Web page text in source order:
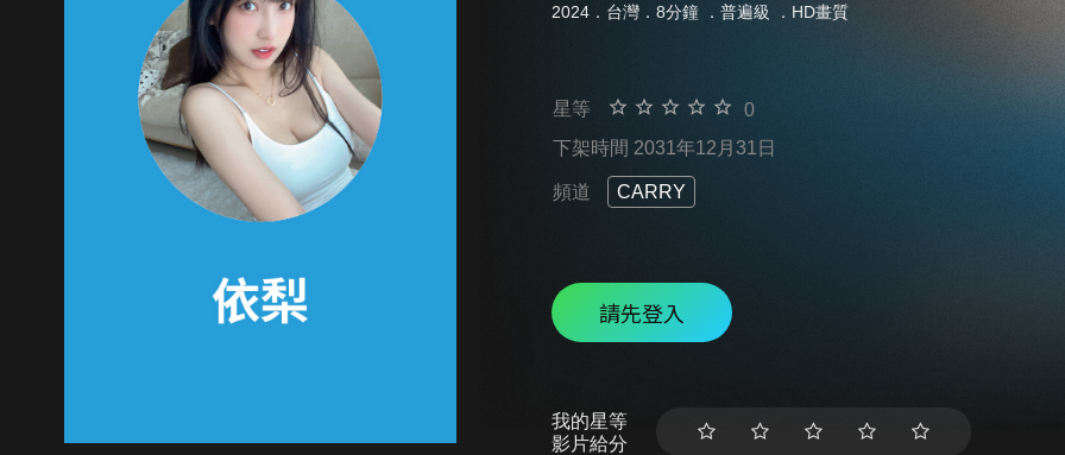
2024．台灣．8分鐘 ． 普遍級 ．HD畫質
星等
0
下架時間 2031年12月31日
頻道 CARRY
請先登入
我的星等
影片給分